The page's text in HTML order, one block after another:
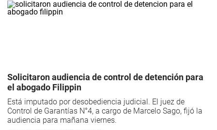
Solicitaron audiencia de control de detención para
el abogado Filippin
Está imputado por desobediencia judicial. El juez de
Control de Garantías N°4, a cargo de Marcelo Sago, fijó la
audiencia para mañana viernes.